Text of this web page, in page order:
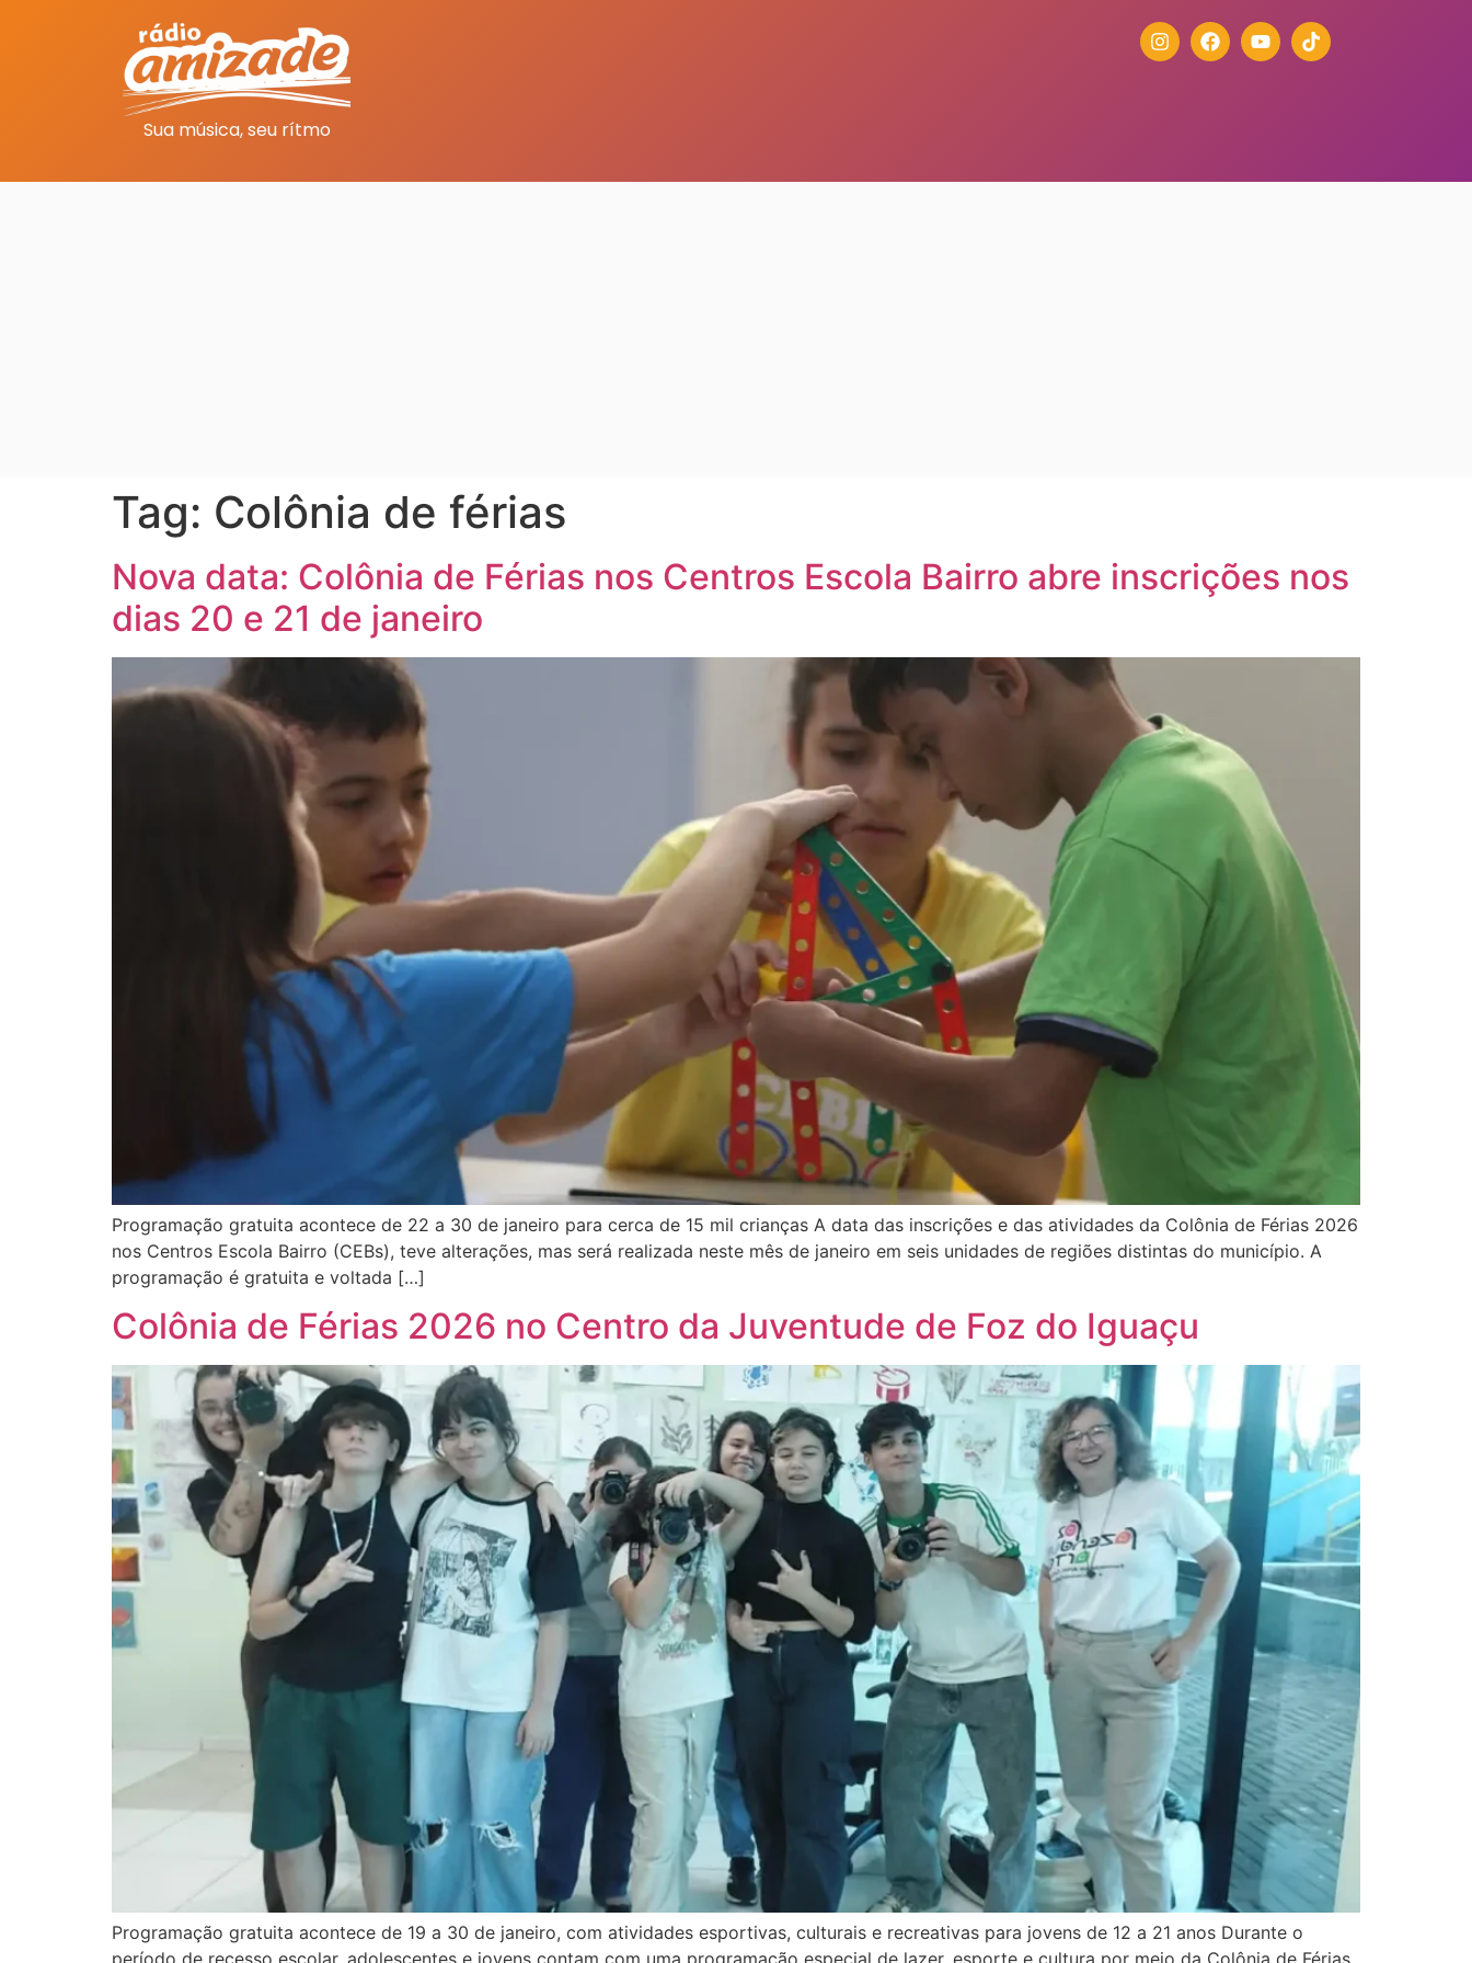
Sua música, seu rítmo
Tag: Colônia de férias
Nova data: Colônia de Férias nos Centros Escola Bairro abre inscrições nos
dias 20 e 21 de janeiro
Programação gratuita acontece de 22 a 30 de janeiro para cerca de 15 mil crianças A data das inscrições e das atividades da Colônia de Férias 2026
nos Centros Escola Bairro (CEBs), teve alterações, mas será realizada neste mês de janeiro em seis unidades de regiões distintas do município. A
programação é gratuita e voltada […]
Colônia de Férias 2026 no Centro da Juventude de Foz do Iguaçu
Programação gratuita acontece de 19 a 30 de janeiro, com atividades esportivas, culturais e recreativas para jovens de 12 a 21 anos Durante o